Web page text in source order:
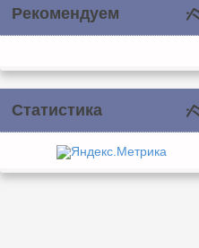
Рекомендуем
Статистика